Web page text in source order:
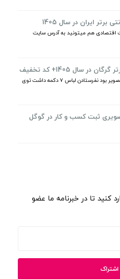
اقتصادی هم میتونید به آدرس سایت
از ای بولک خرید کردم چیزی ک توی تصویر بود نفرستادن لباس ۷ دکمه داشت توی
ثبت کسب و کار در گوگل
کنید تا در خبرنامه ما عضو
اشتراک